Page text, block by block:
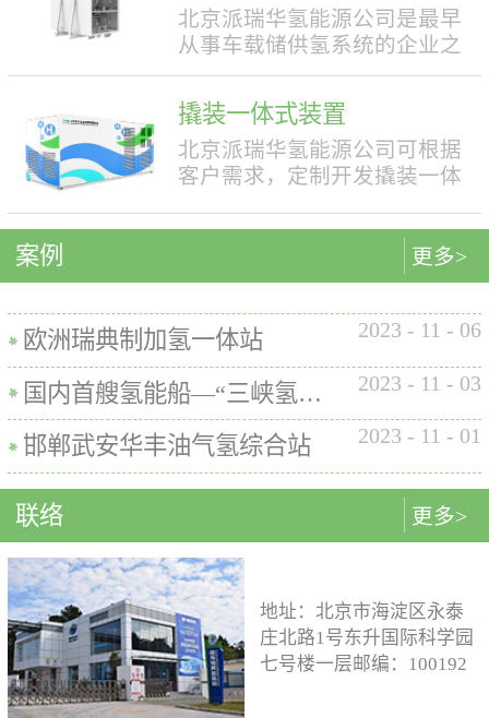
形美观，安全性强。具有双面
液晶显示屏，能支持IC卡、移
需求，定制满足中国标准（例
如GB50516, GB/T 43674等）、
欧盟标准（例如IEC 60069, EN
内的使用要求。公司的产品已
在国内、欧盟、日本、塞尔维
数表常规工作压力等级35MPa /
70MPa / 35&70MPa流量范围
0.1~7.2 kg/min计量精度±1%可
选加氢枪TK16或TK17或TK25
加氢枪数量单枪或双枪红外通
讯可选配预冷可选配防爆等级
（参考）II 3 G Ex h ia db mb eb
北京派瑞华氢能源公司是最早
从事车载储供氢系统的企业之
一，拥有丰富的车载储供氢系
统项目经验，公司具有5000套
年生产能力。公司可根据客户
需求，对不同车型提供合理且
最优的设计方案，并根据安装
求进行定制化的设计，为客户
匹配最佳的设计方案。车载氢
系统设计制造遵循GB/T
26990、GB/T 29126、GB/T
24549等标准。公司车载氢系统
氢系统主要包括加氢模块、储
氢模块、供氢模块以及控制模
块。车载储供氢系统所有管
路、阀门及接头等采用不与高
压氢气介质发生化学反应的材
料。电气元件及线束均具有防
水、阻燃防爆的功能；车载储
供氢系统及其附属零部件均通
过高低温、盐雾、IP防护等级
等相关型式试验，以保证氢系
统的安全性及稳定性；氢系统
支架、加注口等均通过检验验
证；系统具备防过压、防过
撬装一体式装置
北京派瑞华氢能源公司可根据
客户需求，定制开发撬装一体
体可细分为大型撬装装置、小
型撬装装置、制氢加氢一体机
和小型加氢装置，以上装置在
国内、欧盟、日本等地得到应
用。撬装一体式制氢、储氢、
地小，节省空间，维护维修方
便。2. 各模块紧密融合，运行
效率高。3. 节能环保。撬装一
体式装置性能参数表制氢能力
500Nm3以下加氢等级
100~1000kg/d氢气压缩额定工作
压力45MPa/87.5MPa氢气加注额
定工作压力35MPa/70MPa环境
温度-40~+50℃参考标准T/ZSA
235-2024, GB50516, GB 50177,
GB/T 43674, IEC 60069, EN ISO
80079等。
案例
欧洲瑞典制加氢一体站 2023 - 11 - 06
国内首艘氢能船—“三峡氢舟1”号船载氢系统 2023 - 11 - 03
邯郸武安华丰油气氢综合站 2023 - 11 - 01
更多>
更多>
联络
地址：北京市海淀区永泰
庄北路1号东升国际科学园
七号楼一层邮编：100192